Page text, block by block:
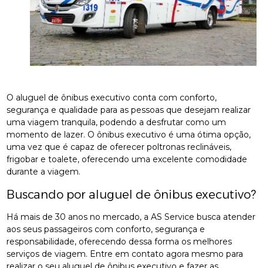
O aluguel de ônibus executivo conta com conforto,
segurança e qualidade para as pessoas que desejam realizar
uma viagem tranquila, podendo a desfrutar como um
momento de lazer. O ônibus executivo é uma ótima opção,
uma vez que é capaz de oferecer poltronas reclináveis,
frigobar e toalete, oferecendo uma excelente comodidade
durante a viagem.
Buscando por aluguel de ônibus executivo?
Há mais de 30 anos no mercado, a AS Service busca atender
aos seus passageiros com conforto, segurança e
responsabilidade, oferecendo dessa forma os melhores
serviços de viagem. Entre em contato agora mesmo para